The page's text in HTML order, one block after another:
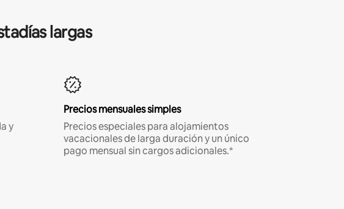
largas
y
Precios mensuales simples
Precios especiales para alojamientos
vacacionales de larga duración y un único
pago mensual sin cargos adicionales.*